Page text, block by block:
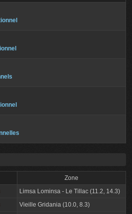
Zone
Limsa Lominsa - Le Tillac (11.2, 14.3)
Vieille Gridania (10.0, 8.3)